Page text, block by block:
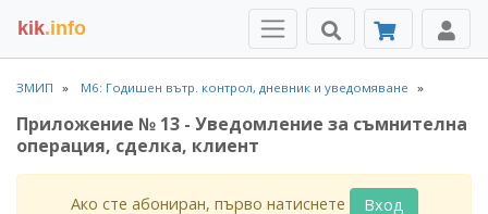
kik.info
ЗМИП М6: Годишен вътр. контрол, дневник и уведомяване
Приложение № 13 - Уведомление за съмнителна
операция, сделка, клиент
Ако сте абониран, първо натиснете
Вход